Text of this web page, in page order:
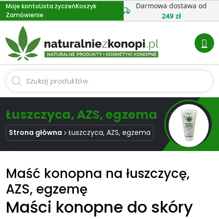
Przejdź
do
treści
Moje kontoLista życzeńKoszyk
Zamówienie
Darmowa dostawa od
249 zł
Wyszukiwarka
produktów
Łuszczyca, AZS, egzema
Strona główna Łuszczyca, AZS, egzema
Maść konopna na łuszczycę,
AZS, egzemę
Maści konopne do skóry